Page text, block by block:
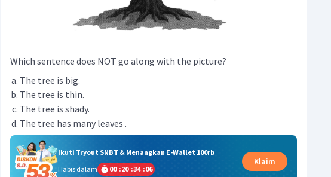
Which sentence does NOT go along with the picture?
The tree is big.
The tree is thin.
The tree is shady.
The tree has many leaves .
Ikuti Tryout SNBT & Menangkan E-Wallet 100rb
Habis dalam
00 :20 :34 :05
Klaim